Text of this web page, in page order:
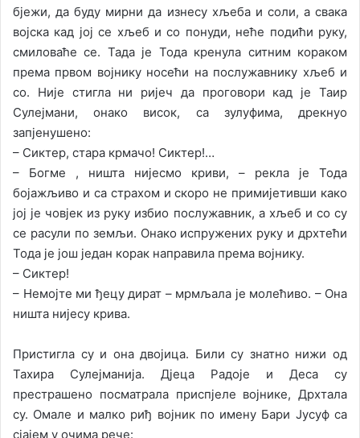
бјежи, да буду мирни да изнесу хљеба и соли, а свака
војска кад јој се хљеб и со понуди, неће подићи руку,
смиловаће се. Тада је Тода кренула ситним кораком
према првом војнику носећи на послужавнику хљеб и
со. Није стигла ни ријеч да проговори кад је Таир
Сулејмани, онако висок, са зулуфима, дрекнуо
запјенушено:
– Сиктер, стара крмачо! Сиктер!…
– Богме , ништа нијесмо криви, – рекла је Тода
бојажљиво и са страхом и скоро не примијетивши како
јој је човјек из руку избио послужавник, а хљеб и со су
се расули по земљи. Онако испружених руку и дрхтећи
Тода је још један корак направила према војнику.
– Сиктер!
– Немојте ми ђецу дират – мрмљала је молећиво. – Она
ништа нијесу крива.
Пристигла су и она двојица. Били су знатно нижи од
Тахира Сулејманија. Дјеца Радоје и Деса су
престрашено посматрала приспјеле војнике, Дрхтала
су. Омале и малко риђ војник по имену Бари Јусуф са
сјајем у очима рече: